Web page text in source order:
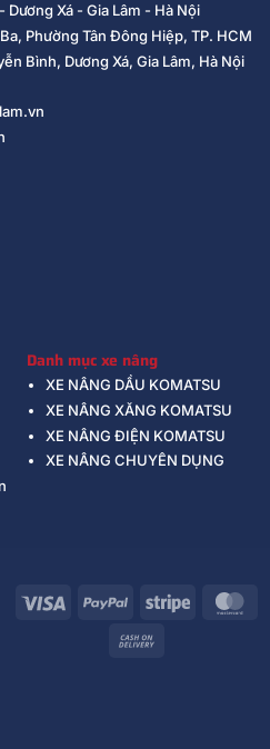
Xá - Gia Lâm - Hà Nội
Phường Tân Đông Hiệp, TP. HCM
Bình, Dương Xá, Gia Lâm, Hà Nội
Danh mục xe nâng
XE NÂNG DẦU KOMATSU
XE NÂNG XĂNG KOMATSU
XE NÂNG ĐIỆN KOMATSU
XE NÂNG CHUYÊN DỤNG
Visa PayPal Stripe